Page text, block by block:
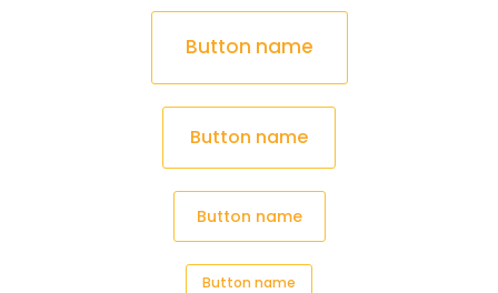
Button name
Button name
Button name
Button name